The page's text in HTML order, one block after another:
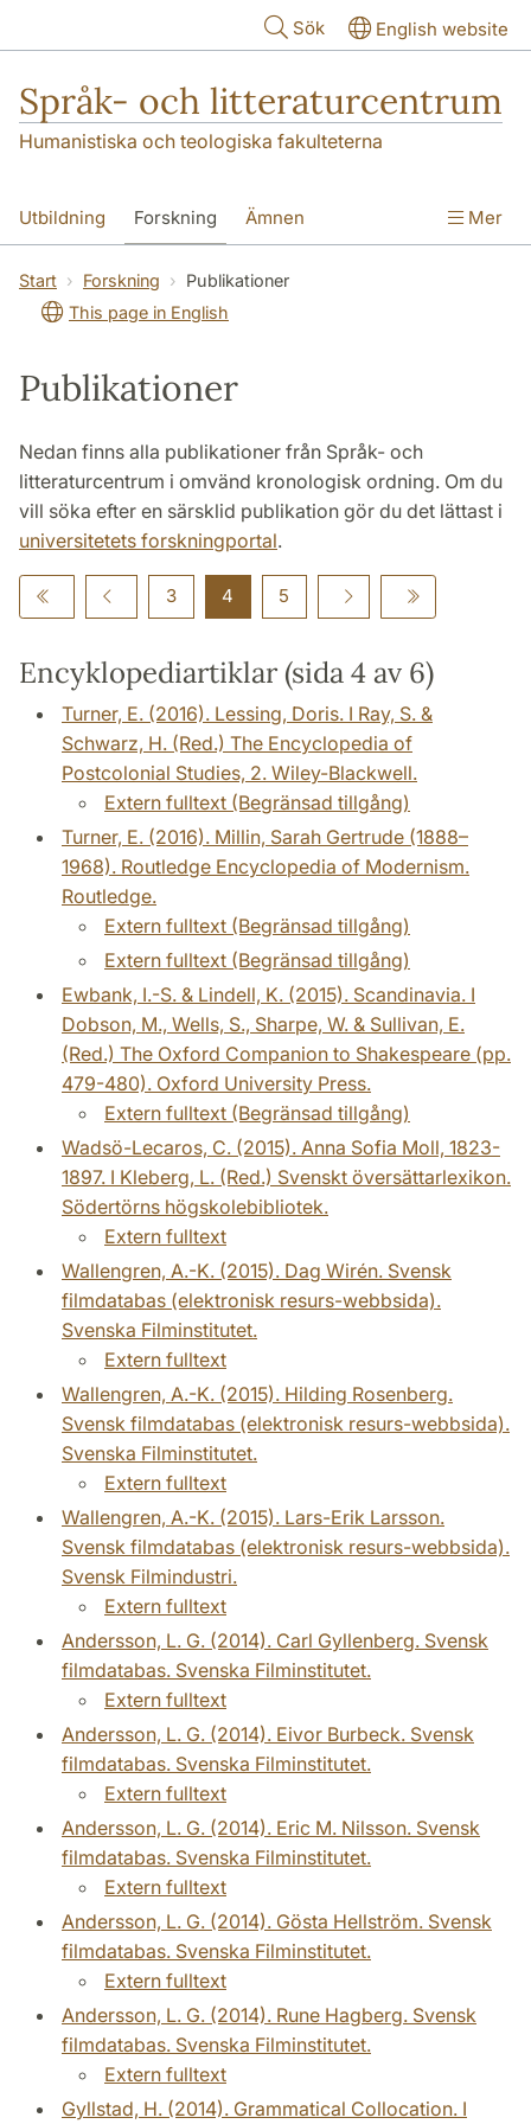
Sök English website
Språk- och litteraturcentrum
Humanistiska och teologiska fakulteterna
Utbildning Forskning Ämnen
SOL-husen Kontakt Institutionen
översättning till svenska
Mer
Start Forskning
Publikationer
This page in English
Publikationer
Nedan finns alla publikationer från Språk- och
litteraturcentrum i omvänd kronologisk ordning. Om du
vill söka efter en särsklid publikation gör du det lättast i
universitetets forskningportal.
3 4 5
Encyklopediartiklar (sida 4 av 6)
Turner, E. (2016). Lessing, Doris. I Ray, S. &
Schwarz, H. (Red.) The Encyclopedia of
Postcolonial Studies, 2. Wiley-Blackwell.
Extern fulltext (Begränsad tillgång)
Turner, E. (2016). Millin, Sarah Gertrude (1888–
1968). Routledge Encyclopedia of Modernism.
Routledge.
Extern fulltext (Begränsad tillgång)
Extern fulltext (Begränsad tillgång)
Ewbank, I.-S. & Lindell, K. (2015). Scandinavia. I
Dobson, M., Wells, S., Sharpe, W. & Sullivan, E.
(Red.) The Oxford Companion to Shakespeare (pp.
479-480). Oxford University Press.
Extern fulltext (Begränsad tillgång)
Wadsö-Lecaros, C. (2015). Anna Sofia Moll, 1823-
1897. I Kleberg, L. (Red.) Svenskt översättarlexikon.
Södertörns högskolebibliotek.
Extern fulltext
Wallengren, A.-K. (2015). Dag Wirén. Svensk
filmdatabas (elektronisk resurs-webbsida).
Svenska Filminstitutet.
Extern fulltext
Wallengren, A.-K. (2015). Hilding Rosenberg.
Svensk filmdatabas (elektronisk resurs-webbsida).
Svenska Filminstitutet.
Extern fulltext
Wallengren, A.-K. (2015). Lars-Erik Larsson.
Svensk filmdatabas (elektronisk resurs-webbsida).
Svensk Filmindustri.
Extern fulltext
Andersson, L. G. (2014). Carl Gyllenberg. Svensk
filmdatabas. Svenska Filminstitutet.
Extern fulltext
Andersson, L. G. (2014). Eivor Burbeck. Svensk
filmdatabas. Svenska Filminstitutet.
Extern fulltext
Andersson, L. G. (2014). Eric M. Nilsson. Svensk
filmdatabas. Svenska Filminstitutet.
Extern fulltext
Andersson, L. G. (2014). Gösta Hellström. Svensk
filmdatabas. Svenska Filminstitutet.
Extern fulltext
Andersson, L. G. (2014). Rune Hagberg. Svensk
filmdatabas. Svenska Filminstitutet.
Extern fulltext
Gyllstad, H. (2014). Grammatical Collocation. I